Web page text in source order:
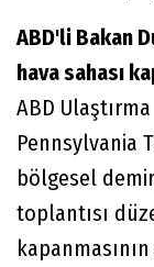
ABD'li Bakan
hava sahası
ABD
Pennsylvania
bölgesel
toplantısı